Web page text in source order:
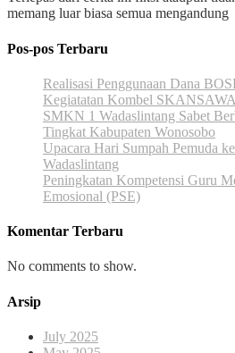
memang luar biasa semua mengandung
Pos-pos Terbaru
Realisasi Penggunaan Dana
Kegiatatan Kombel
SMKN 1 Wadaslintang Sabet
Tingkat Kabupaten Wonosobo
Upacara Hari Sumpah Pemuda
Wadaslintang
Peningkatan Kompetensi Guru
Emosional (PSE)
Komentar Terbaru
No comments to show.
Arsip
July 2025